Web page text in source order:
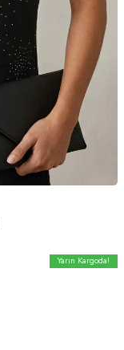
Yarın Kargoda!